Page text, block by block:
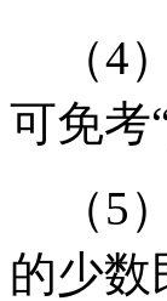
（4
可免考
（5
的少数